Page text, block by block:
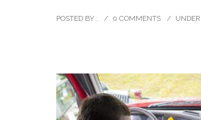
POSTED BY : / 0 COMMENTS / UNDER